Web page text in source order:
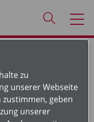
zu
unserer Webseite
zustimmen, geben
unserer